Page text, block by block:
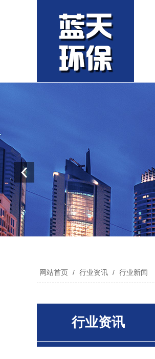
网站首页 / 行业资讯 / 行业新闻
行业资讯